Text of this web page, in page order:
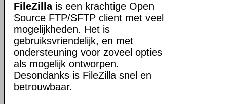
FileZillais een krachtige Open
Source FTP/SFTP client met veel
mogelijkheden. Het is
gebruiksvriendelijk, en met
ondersteuning voor zoveel opties
als mogelijk ontworpen.
Desondanks is FileZilla snel en
betrouwbaar.